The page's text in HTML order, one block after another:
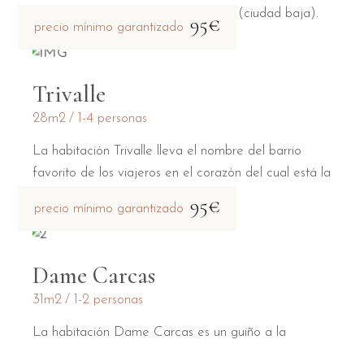
habitantes de la Bastide Saint Louis (ciudad baja).
precio mínimo garantizado 95€
Trivalle
28m2 1-4 personas
La habitación Trivalle lleva el nombre del barrio
favorito de los viajeros en el corazón del cual está la
precio mínimo garantizado 95€
Dame Carcas
31m2 1-2 personas
La habitación Dame Carcas es un guiño a la